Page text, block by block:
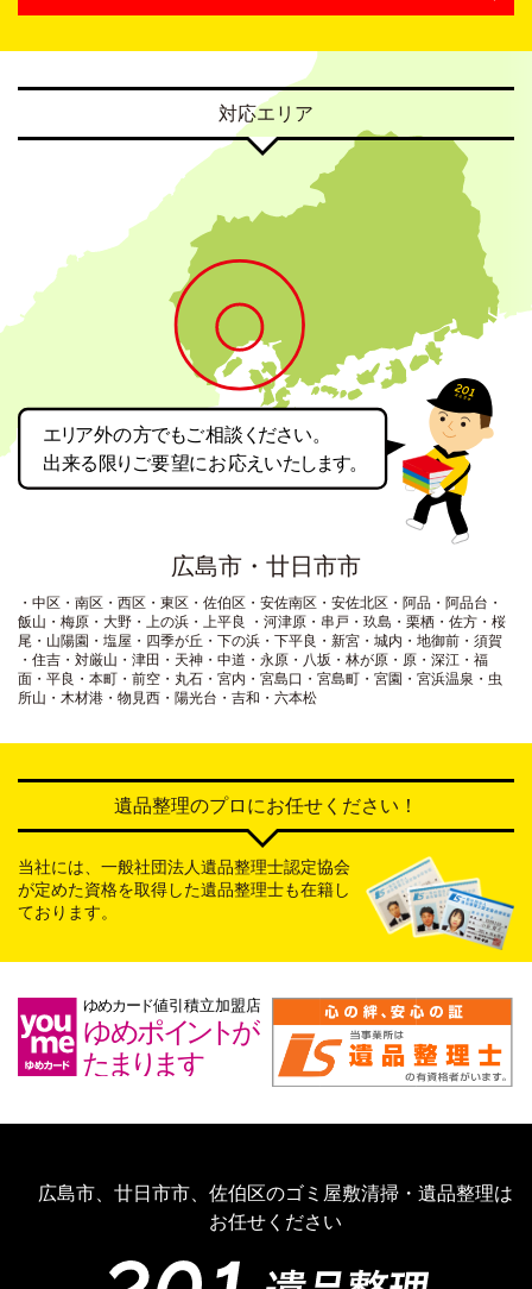
対応エリア
広島市・廿日市市
・中区・南区・西区・東区・佐伯区・安佐南区・安佐北区・阿品・阿品台・
飯山・梅原・大野・上の浜・上平良
・河津原・串戸・玖島・栗栖・佐方・桜
尾・山陽園・塩屋・四季が丘・下の浜・下平良・新宮・城内・地御前・須賀
・住吉・対厳山・津田・天神・中道・永原・八坂・林が原・原・深江・福
面・平良・本町・前空・丸石・宮内・宮島口 ・宮島町・宮園・宮浜温泉・虫
所山・木材港・物見西・陽光台・吉和・六本松
遺品整理のプロにお任せください！
当社には、一般社団法人遺品整理士認定協会
が定めた資格を取得した遺品整理士も在籍し
ております。
広島市、廿日市市、佐伯区のゴミ屋敷清掃・遺品整理は
お任せください